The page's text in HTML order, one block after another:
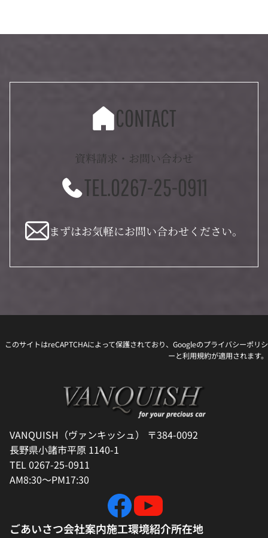
CONTACT
資料請求・お問い合わせ
TEL.0267-25-0911
まずはお気軽にお問い合わせください。
このサイトはreCAPTCHAによって保護されており、Googleのプライバシーポリシ
ーと利用規約が適用されます。
VANQUISH（ヴァンキッシュ） 〒384-0092
長野県小諸市平原 1140-1
TEL 0267-25-0911
AM8:30～PM17:30
ごあいさつ会社案内施工環境紹介所在地